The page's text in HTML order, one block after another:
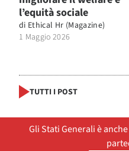
l’equità sociale
di Ethical Hr (Magazine)
1 Maggio 2026
TUTTI I POST
Gli Stati Generali è